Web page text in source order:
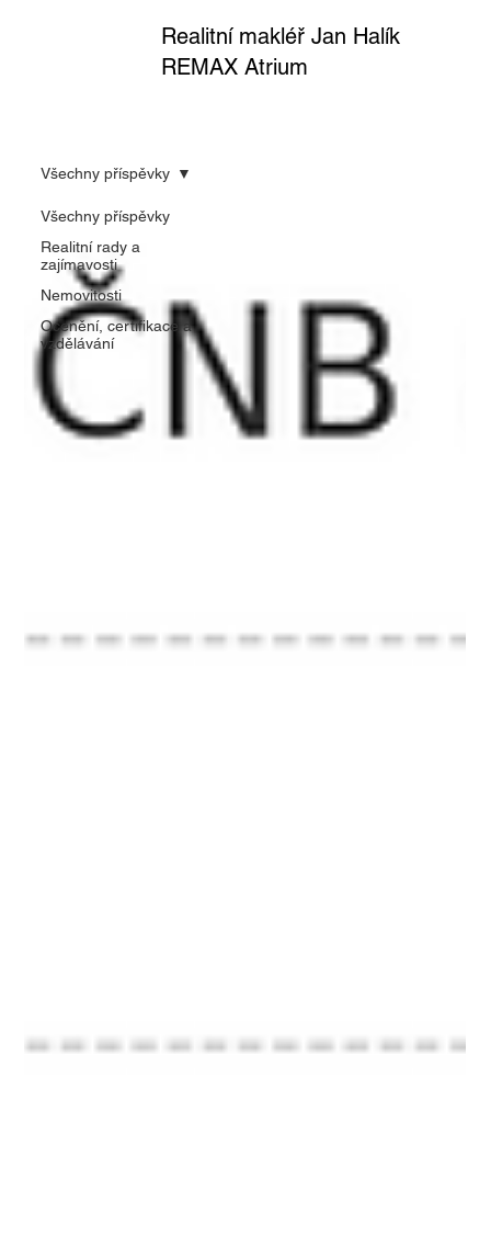
Realitní makléř Jan Halík
REMAX Atrium
Všechny příspěvky
Realitní rady a
zajímavosti
Nemovitosti
Ocenění, certifikace a
vzdělávání
Všechny příspěvky